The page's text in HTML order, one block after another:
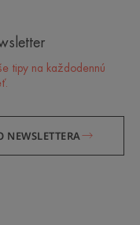
tipy na každodennú